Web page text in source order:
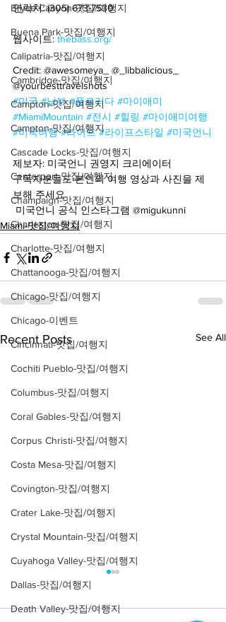
Bryce Canyon-맛집/여행지
Buena Park-맛집/여행지
Calipatria-맛집/여행지
Cambridge-맛집/여행지
Campton-맛집/여행지
Campton-맛집/여행지
Cascade Locks-맛집/여행지
Centerport-맛집/여행지
Champaign-맛집/여행지
Charleston-맛집/여행지
Charlotte-맛집/여행지
Chattanooga-맛집/여행지
Chicago-맛집/여행지
Chicago-이벤트
Cincinnati-맛집/여행지
Cochiti Pueblo-맛집/여행지
Columbus-맛집/여행지
Coral Gables-맛집/여행지
Corpus Christi-맛집/여행지
Costa Mesa-맛집/여행지
Covington-맛집/여행지
Crater Lake-맛집/여행지
Crystal Mountain-맛집/여행지
Cuyahoga Valley-맛집/여행지
Dallas-맛집/여행지
Death Valley-맛집/여행지
연락처: (305) 673-7530
웹사이트: thebass.org/
Credit: @awesomeya_ @_libbalicious_
@yourbesttravelshots
#미국 #남부 #플로리다 #마이애미
#MiamiMountain #전시 #힐링 #마이애미여행
#미국여행 #라이프 #라이프스타일 #미국언니
제보자: 미국언니 권영지 크리에이터
구독자분들도 본인의 여행 영상과 사진을 제
보해 주세요
미국언니 공식 인스타그램 @migukunni
Miami-맛집/여행지
Recent Posts See All